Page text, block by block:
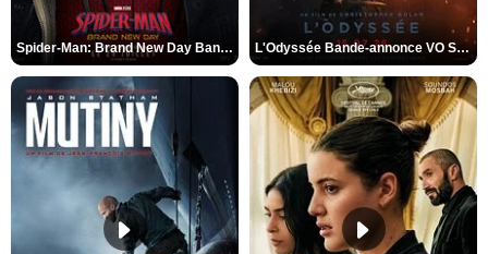
Spider-Man: Brand New Day Bande-annonce VO STFR L'Odyssée Bande-annonce VO STFR